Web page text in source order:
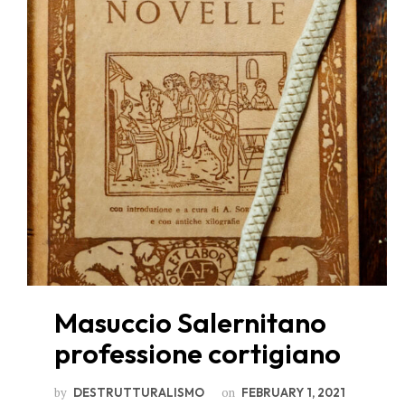
Masuccio Salernitano
professione cortigiano
by DESTRUTTURALISMO on FEBRUARY 1, 2021